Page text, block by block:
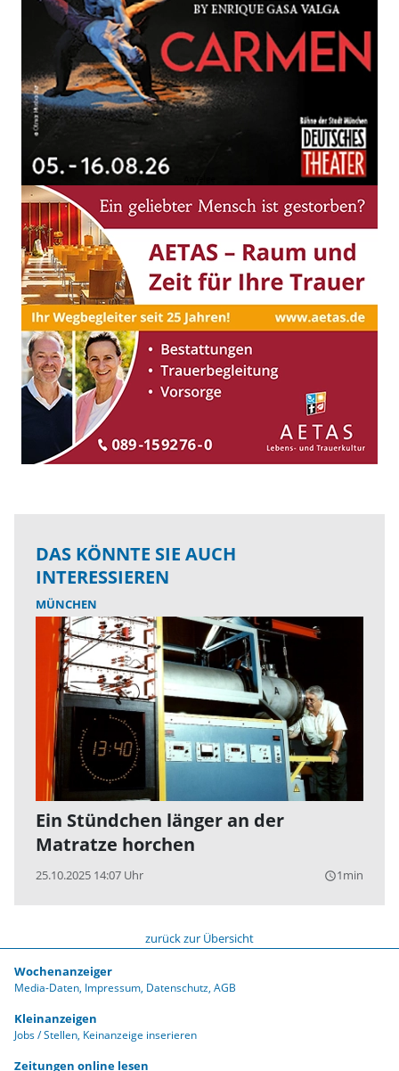
DAS KÖNNTE SIE AUCH
INTERESSIEREN
MÜNCHEN
Ein Stündchen länger an der
Matratze horchen
25.10.2025 14:07 Uhr query_builder1min
zurück zur Übersicht
Wochenanzeiger
Media-Daten Impressum Datenschutz AGB
Kleinanzeigen
Jobs / Stellen Keinanzeige inserieren
Zeitungen online lesen